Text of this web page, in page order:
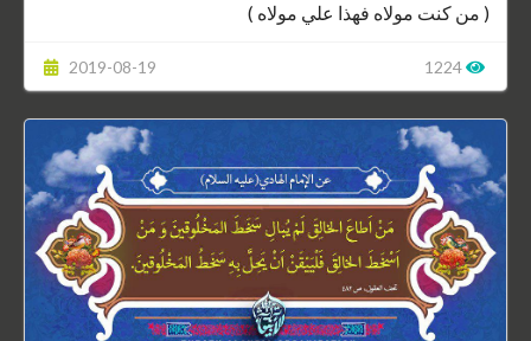
( من كنت مولاه فهذا علي مولاه )
2019-08-19 1224